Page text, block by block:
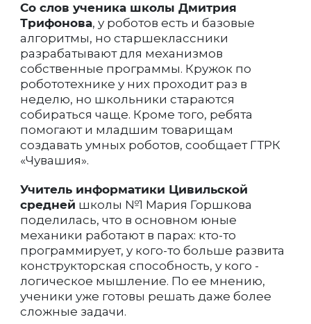
Со слов ученика школы Дмитрия
Трифонова, у роботов есть и базовые
алгоритмы, но старшеклассники
разрабатывают для механизмов
собственные программы. Кружок по
робототехнике у них проходит раз в
неделю, но школьники стараются
собираться чаще. Кроме того, ребята
помогают и младшим товарищам
создавать умных роботов, сообщает ГТРК
«Чувашия».
Учитель информатики Цивильской
средней школы №1 Мария Горшкова
поделилась, что в основном юные
механики работают в парах: кто-то
программирует, у кого-то больше развита
конструкторская способность, у кого -
логическое мышление. По ее мнению,
ученики уже готовы решать даже более
сложные задачи.